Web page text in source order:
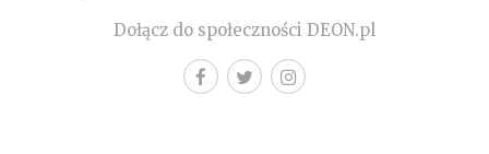
Dołącz do społeczności DEON.pl